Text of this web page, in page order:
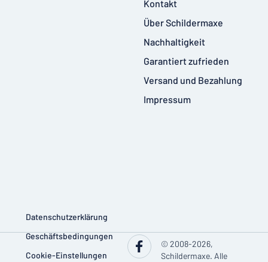
Kontakt
Über Schildermaxe
Nachhaltigkeit
Garantiert zufrieden
Versand und Bezahlung
Impressum
Datenschutzerklärung
Geschäftsbedingungen
Cookie-Einstellungen
© 2008-2026,
Schildermaxe. Alle